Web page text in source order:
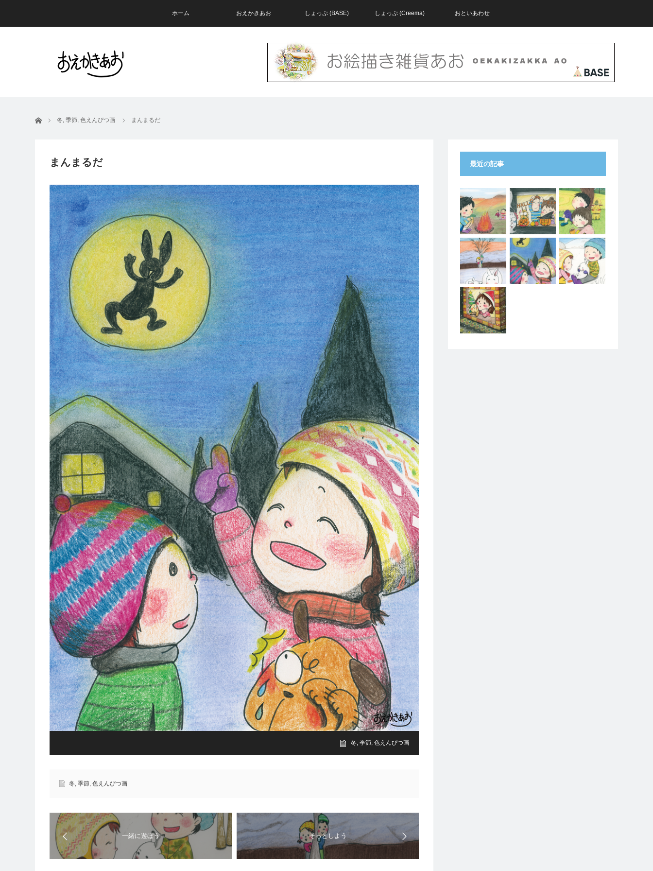
ホーム おえかきあお しょっぷ (BASE) しょっぷ (Creema) おといあわせ
ホーム 冬, 季節, 色えんぴつ画 まんまるだ
まんまるだ
冬, 季節, 色えんぴつ画
冬, 季節, 色えんぴつ画
一緒に遊ぼう そっとしよう
最近の記事